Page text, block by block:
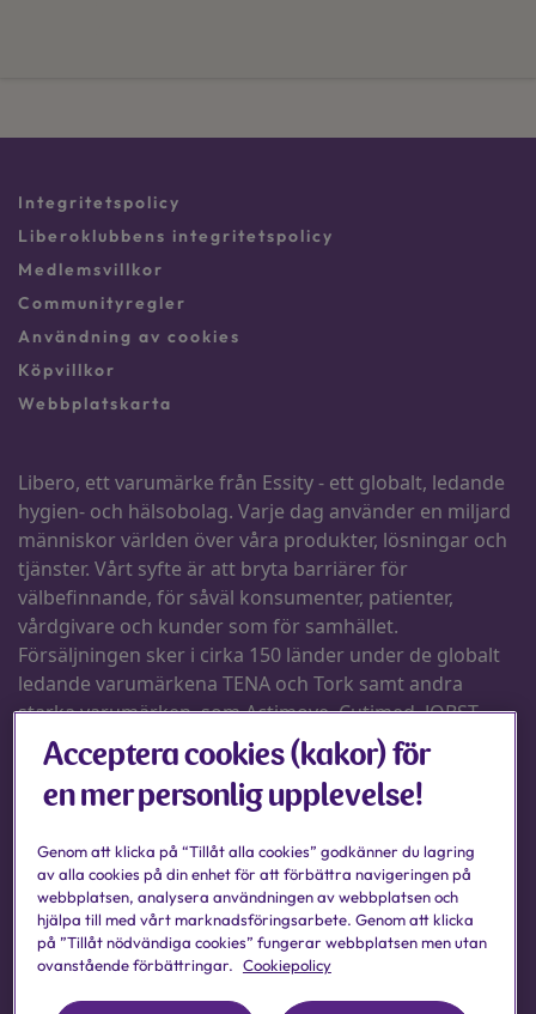
Acceptera cookies (kakor) för
en mer personlig upplevelse!
Genom att klicka på “Tillåt alla cookies” godkänner du lagring
av alla cookies på din enhet för att förbättra navigeringen på
webbplatsen, analysera användningen av webbplatsen och
hjälpa till med vårt marknadsföringsarbete. Genom att klicka
på ”Tillåt nödvändiga cookies” fungerar webbplatsen men utan
ovanstående förbättringar. Cookiepolicy